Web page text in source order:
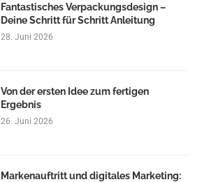
Fantastisches Verpackungsdesign –
Deine Schritt für Schritt Anleitung
28. Juni 2026
Von der ersten Idee zum fertigen
Ergebnis
26. Juni 2026
Markenauftritt und digitales Marketing: